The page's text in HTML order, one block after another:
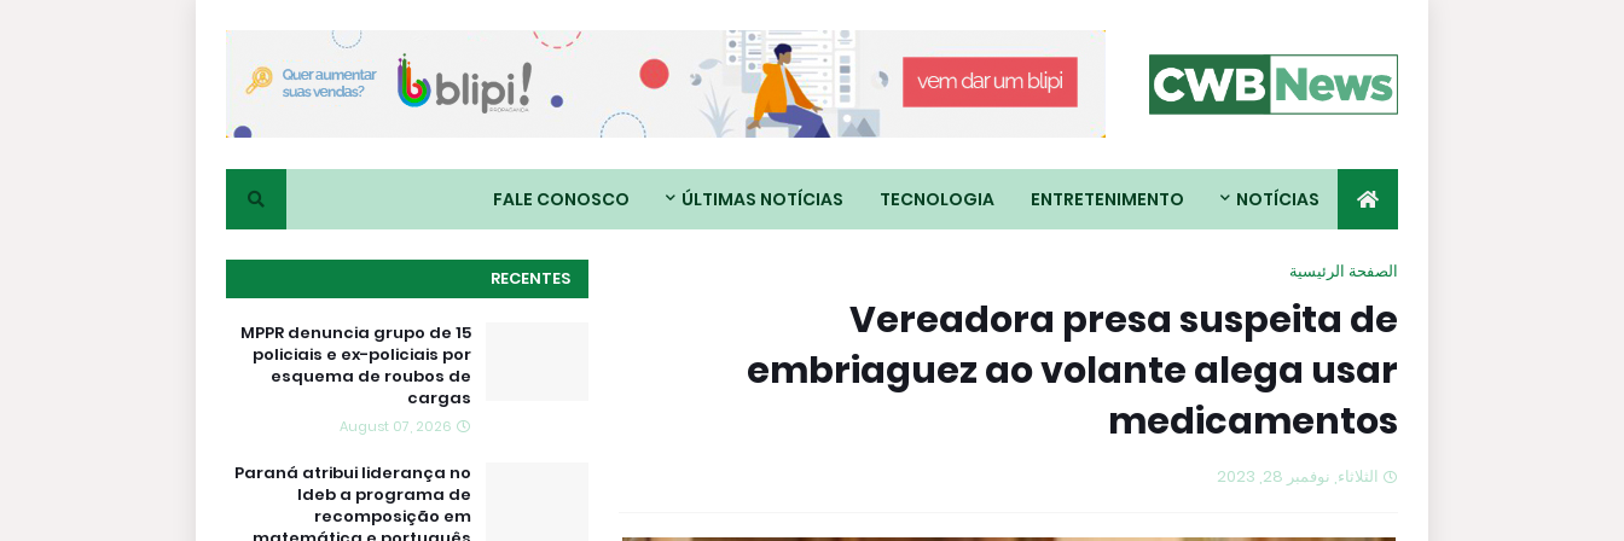
NOTÍCIAS
ENTRETENIMENTO
TECNOLOGIA
ÚLTIMAS NOTÍCIAS
FALE CONOSCO
الصفحة الرئيسية
Vereadora presa suspeita de
embriaguez ao volante alega usar
medicamentos
الثلاثاء, نوفمبر 28, 2023
RECENTES
MPPR denuncia grupo de 15
policiais e ex-policiais por
esquema de roubos de
cargas
August 07, 2026
Paraná atribui liderança no
Ideb a programa de
recomposição em